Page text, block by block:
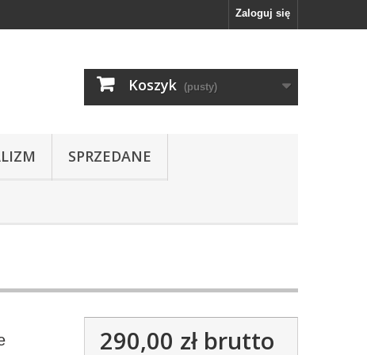
Zaloguj się
Koszyk (pusty)
SPRZEDANE
290,00 złbrutto